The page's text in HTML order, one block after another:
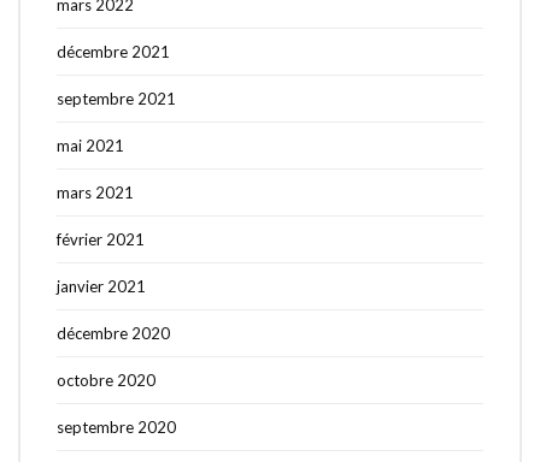
mars 2022
décembre 2021
septembre 2021
mai 2021
mars 2021
février 2021
janvier 2021
décembre 2020
octobre 2020
septembre 2020